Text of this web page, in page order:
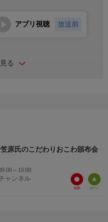
る
アプリ視聴 放送前
品内容に変更が生じる場合も
原氏のこだわりおこわ頒布会
～10:00
ャンネル